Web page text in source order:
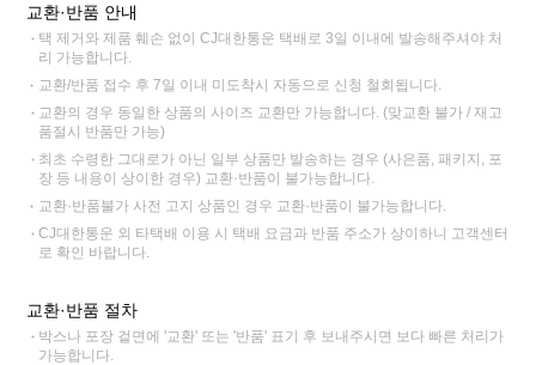
교환·반품 안내
택 제거와 제품 훼손 없이 CJ대한통운 택배로 3일 이내에 발송해주셔야 처
리 가능합니다.
교환/반품 접수 후 7일 이내 미도착시 자동으로 신청 철회됩니다.
교환의 경우 동일한 상품의 사이즈 교환만 가능합니다. (맞교환 불가 / 재고
품절시 반품만 가능)
최초 수령한 그대로가 아닌 일부 상품만 발송하는 경우 (사은품, 패키지, 포
장 등 내용이 상이한 경우) 교환·반품이 불가능합니다.
교환·반품불가 사전 고지 상품인 경우 교환·반품이 불가능합니다.
CJ대한통운 외 타택배 이용 시 택배 요금과 반품 주소가 상이하니 고객센터
로 확인 바랍니다.
교환·반품 절차
박스나 포장 겉면에 '교환' 또는 '반품' 표기 후 보내주시면 보다 빠른 처리가
가능합니다.